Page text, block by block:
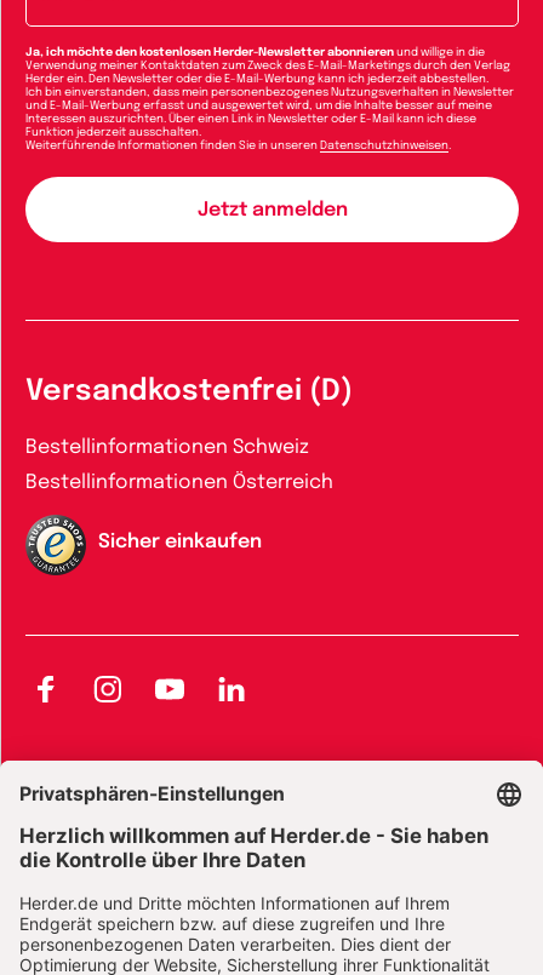
Ja, ich möchte den kostenlosen Herder-Newsletter abonnieren und willige in die
Verwendung meiner Kontaktdaten zum Zweck des E-Mail-Marketings durch den Verlag
Herder ein. Den Newsletter oder die E-Mail-Werbung kann ich jederzeit abbestellen.
Ich bin einverstanden, dass mein personenbezogenes Nutzungsverhalten in Newsletter
und E-Mail-Werbung erfasst und ausgewertet wird, um die Inhalte besser auf meine
Interessen auszurichten. Über einen Link in Newsletter oder E-Mail kann ich diese
Funktion jederzeit ausschalten.
Weiterführende Informationen finden Sie in unseren Datenschutzhinweisen.
Versandkostenfrei (D)
Bestellinformationen Schweiz
Bestellinformationen Österreich
Sicher einkaufen
FacebookInstagramYouTubeLinkedIn
Widerrufsbelehrung E-Books
Widerrufsbelehrung Zeitschriften Datenschutz
Datenschutz Social Media Barrierefreiheit
Vertrag widerrufen